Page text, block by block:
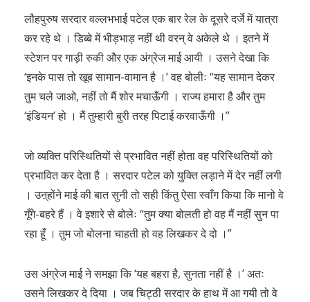
लौहपुरुष सरदार वल्लभभाई पटेल एक बार रेल के दूसरे दर्जे में यात्रा
कर रहे थे । डिब्बे में भीड़भाड़ नहीं थी वरन् वे अकेले थे । इतने में
स्टेशन पर गाड़ी रुकी और एक अंग्रेज माई आयी । उसने देखा कि
‘इनके पास तो खूब सामान-वामान है ।’ वह बोलीः “यह सामान देकर
तुम चले जाओ, नहीं तो मैं शोर मचाऊँगी । राज्य हमारा है और तुम
‘इंडियन’ हो । मैं तुम्हारी बुरी तरह पिटाई करवाऊँगी ।”
जो व्यक्ति परिस्थितियों से प्रभावित नहीं होता वह परिस्थितियों को
प्रभावित कर देता है । सरदार पटेल को युक्ति लड़ाने में देर नहीं लगी
। उऩ्होंने माई की बात सुनी तो सही किंतु ऐसा स्वाँग किया कि मानो वे
गूँगे-बहरे हैं । वे इशारे से बोलेः “तुम क्या बोलती हो वह मैं नहीं सुन पा
रहा हूँ । तुम जो बोलना चाहती हो वह लिखकर दे दो ।”
उस अंग्रेज माई ने समझा कि ‘यह बहरा है, सुनता नहीं है ।’ अतः
उसने लिखकर दे दिया । जब चिट्ठी सरदार के हाथ में आ गयी तो वे